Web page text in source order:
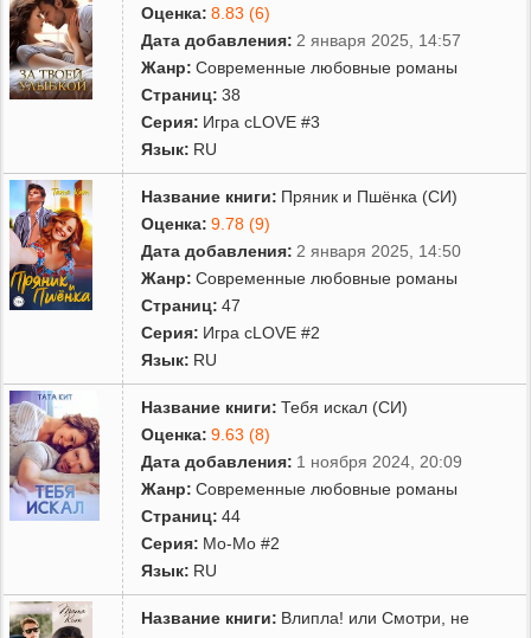
Оценка: 8.83 (6)
Дата добавления: 2 января 2025, 14:57
Жанр: Современные любовные романы
Страниц: 38
Серия: Игра сLOVE #3
Язык: RU
Название книги: Пряник и Пшёнка (СИ)
Оценка: 9.78 (9)
Дата добавления: 2 января 2025, 14:50
Жанр: Современные любовные романы
Страниц: 47
Серия: Игра сLOVE #2
Язык: RU
Название книги: Тебя искал (СИ)
Оценка: 9.63 (8)
Дата добавления: 1 ноября 2024, 20:09
Жанр: Современные любовные романы
Страниц: 44
Серия: Мо-Мо #2
Язык: RU
Название книги: Влипла! или Смотри, не